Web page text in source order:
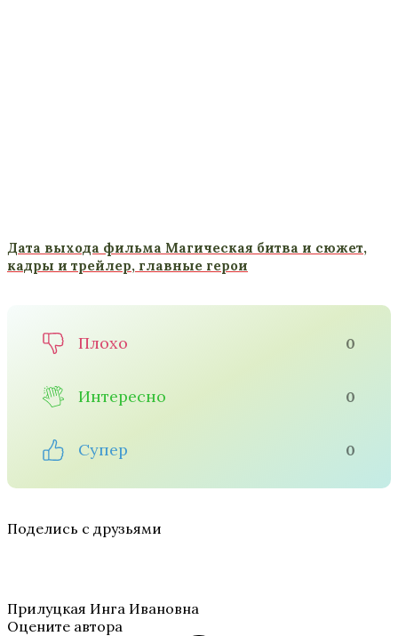
Дата выхода фильма Магическая битва и сюжет,
кадры и трейлер, главные герои
Плохо 0
Интересно 0
Супер 0
Поделись с друзьями
Прилуцкая Инга Ивановна
Оцените автора